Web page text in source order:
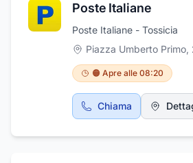
Poste Italiane
Poste Italiane - Tossicia
Piazza Umberto Primo,
🟠 Apre alle 08:20
Chiama